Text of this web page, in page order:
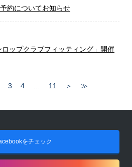
約についてお知らせ
ップクラブフィッティング」開催
3 4 11 ＞ ≫
をチェック